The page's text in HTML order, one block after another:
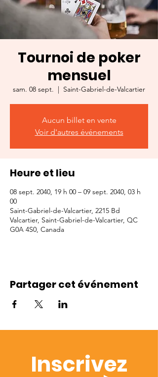
Tournoi de poker
mensuel
sam. 08 sept.
  |
Saint-Gabriel-de-Valcartier
Aucun billet en vente
Voir d'autres événements
Heure et lieu
08 sept. 2040, 19 h 00 – 09 sept. 2040, 03 h
00
Saint-Gabriel-de-Valcartier, 2215 Bd
Valcartier, Saint-Gabriel-de-Valcartier, QC
G0A 4S0, Canada
Partager cet événement
Inscrivez